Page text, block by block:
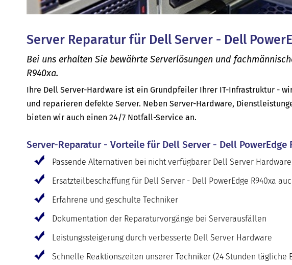
Server Reparatur für Dell Server - Dell
Bei uns erhalten Sie bewährte Serverlösungen und
R940xa.
Ihre Dell Server-Hardware ist ein Grundpfeiler Ihrer IT-Infrastruktur -
und reparieren defekte Server. Neben Server-Hardware,
bieten wir auch einen 24/7 Notfall-Service an.
Server-Reparatur - Vorteile für Dell Server - Dell PowerEdge
Passende Alternativen bei nicht verfügbarer Dell Server Hardware
Ersatzteilbeschaffung für Dell Server - Dell PowerEdge R940xa
Erfahrene und geschulte Techniker
Dokumentation der Reparaturvorgänge bei Serverausfällen
Leistungssteigerung durch verbesserte Dell Server Hardware
Schnelle Reaktionszeiten unserer Techniker (24 Stunden tägliche